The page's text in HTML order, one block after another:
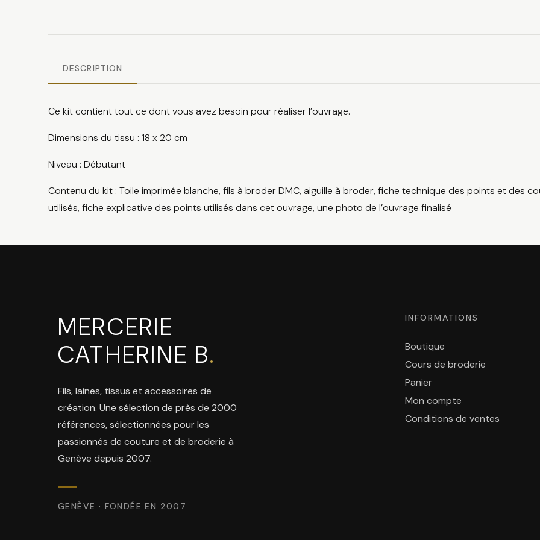
DESCRIPTION
Ce kit contient tout ce dont vous avez besoin pour réaliser l’ouvrage.
Dimensions du tissu : 18 x 20 cm
Niveau : Débutant
Contenu du kit : Toile imprimée blanche, fils à broder DMC, aiguille à broder, fiche technique des points et des
utilisés, fiche explicative des points utilisés dans cet ouvrage, une photo de l’ouvrage finalisé
MERCERIE
CATHERINE B.
Fils, laines, tissus et accessoires de
création. Une sélection de près de 2000
références, sélectionnées pour les
passionnés de couture et de broderie à
Genève depuis 2007.
GENÈVE · FONDÉE EN 2007
INFORMATIONS
Boutique
Cours de broderie
Panier
Mon compte
Conditions de ventes